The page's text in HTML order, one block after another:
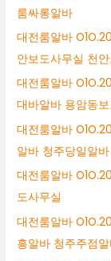
룸싸롱알바
대전룸알바
안보도사무실 천
대전룸알바
대바알바 용암동
대전룸알바
알바 청주당일알바
대전룸알바
도사무실
대전룸알바
흥알바 청주주점